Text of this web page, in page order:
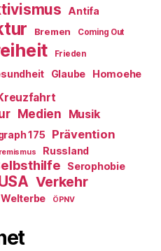
Antifa
Bremen Coming Out
Frieden
Glaube Homoehe
Medien Musik
175
Prävention
Russland
Serophobie
Verkehr
Welterbe ÖPNV